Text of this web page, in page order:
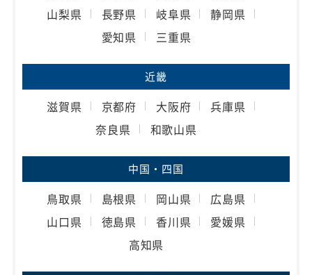
山梨県
長野県 岐阜県
静岡県
愛知県
三重県
近畿
滋賀県 京都府 大阪府
兵庫県
奈良県
和歌山県
中国・四国
鳥取県 島根県 岡山県
広島県
山口県
徳島県 香川県
愛媛県
高知県